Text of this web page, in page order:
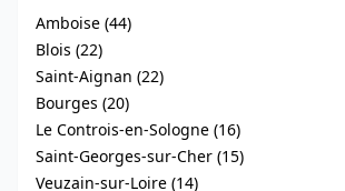
Amboise (44)
Blois (22)
Saint-Aignan (22)
Bourges (20)
Le Controis-en-Sologne (16)
Saint-Georges-sur-Cher (15)
Veuzain-sur-Loire (14)